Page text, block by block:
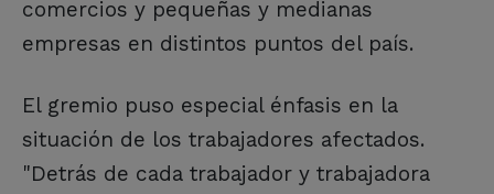
comercios y pequeñas y medianas
empresas en distintos puntos del país.
El gremio puso especial énfasis en la
situación de los trabajadores afectados.
"Detrás de cada trabajador y trabajadora